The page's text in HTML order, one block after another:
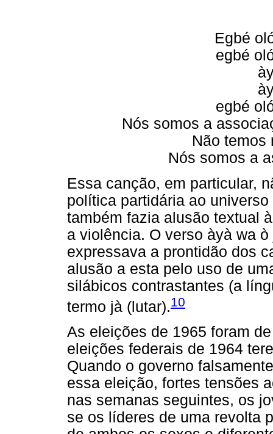
Egbé
egbé
egbé
Nós somos a
Não temos
Nós somos a
Essa canção, em particular,
política partidária ao
também fazia alusão textual
a violência. O verso àyà wa ò
expressava a prontidão dos
alusão a esta pelo uso de
silábicos contrastantes (a
termo jà (lutar).10
As eleições de 1965 foram
eleições federais de 1964
Quando o governo
essa eleição, fortes tensões
nas semanas seguintes, os
se os líderes de uma revolta